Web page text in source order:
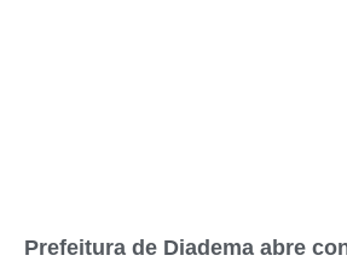
Prefeitura de Diadema abre